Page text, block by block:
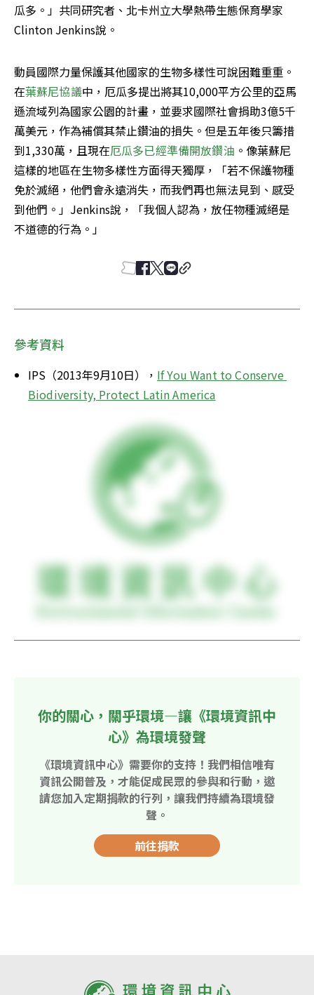
瓜多。」共同研究者、北卡州立大學熱帶生態保育學家
Clinton Jenkins說。
動員國際力量保護其他國家的生物多樣性可說困難重重。
在葉蘇尼協議中，厄瓜多提出將其10,000平方公里的亞馬
遜流域列為國家公園的計畫，並要求國際社會捐助3億5千
萬美元，作為補償其禁止鑽油的損失。但是五年後只籌措
到1,330萬，且現在厄瓜多已經準備開放鑽油 。像葉蘇尼
這樣的地區在生物多樣性方面得天獨厚，「若不保護物種
免於滅絕，他們會永遠消失，而我們再也無法見到、感受
到他們。」Jenkins說，「我個人認為，放任物種滅絕是
不道德的行為。」
參考資料
IPS（2013年9月10日）， If You Want to Conserve
Biodiversity, Protect Latin America
你的關心，關乎環境—讓《環境資訊中
心》為環境發聲
《環境資訊中心》需要你的支持！我們相信唯有
資訊公開普及，才能促成民眾的參與和行動，邀
請您加入定期捐款的行列，讓我們持續為環境發
聲。
前往捐款